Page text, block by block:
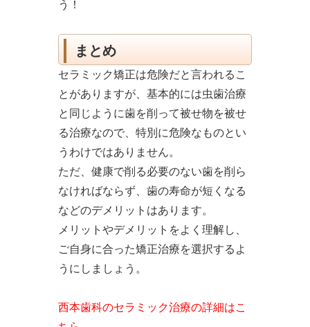
う！
まとめ
セラミック矯正は危険だと言われるこ
とがありますが、基本的には虫歯治療
と同じように歯を削って被せ物を被せ
る治療なので、特別に危険なものとい
うわけではありません。
ただ、健康で削る必要のない歯を削ら
なければならず、歯の寿命が短くなる
などのデメリットはあります。
メリットやデメリットをよく理解し、
ご自身に合った矯正治療を選択するよ
うにしましょう。
西本歯科のセラミック治療の詳細はこ